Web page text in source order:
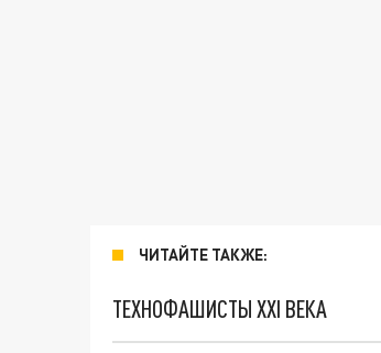
ЧИТАЙТЕ ТАКЖЕ:
ТЕХНОФАШИСТЫ XXI ВЕКА